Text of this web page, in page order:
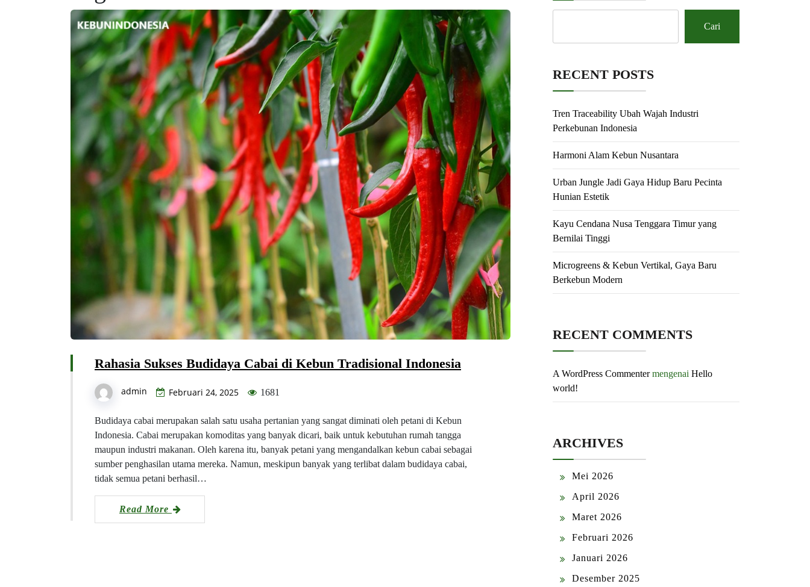
Rahasia Sukses Budidaya Cabai di Kebun Tradisional Indonesia
admin Februari 24, 2025 1681
Budidaya cabai merupakan salah satu usaha pertanian yang sangat diminati oleh petani di Kebun
Indonesia. Cabai merupakan komoditas yang banyak dicari, baik untuk kebutuhan rumah tangga
maupun industri makanan. Oleh karena itu, banyak petani yang mengandalkan kebun cabai sebagai
sumber penghasilan utama mereka. Namun, meskipun banyak yang terlibat dalam budidaya cabai,
tidak semua petani berhasil…
Read More
Cari
RECENT POSTS
Tren Traceability Ubah Wajah Industri
Perkebunan Indonesia
Harmoni Alam Kebun Nusantara
Urban Jungle Jadi Gaya Hidup Baru Pecinta
Hunian Estetik
Kayu Cendana Nusa Tenggara Timur yang
Bernilai Tinggi
Microgreens & Kebun Vertikal, Gaya Baru
Berkebun Modern
RECENT COMMENTS
A WordPress Commentermengenai Hello
world!
ARCHIVES
Mei 2026
April 2026
Maret 2026
Februari 2026
Januari 2026
Desember 2025